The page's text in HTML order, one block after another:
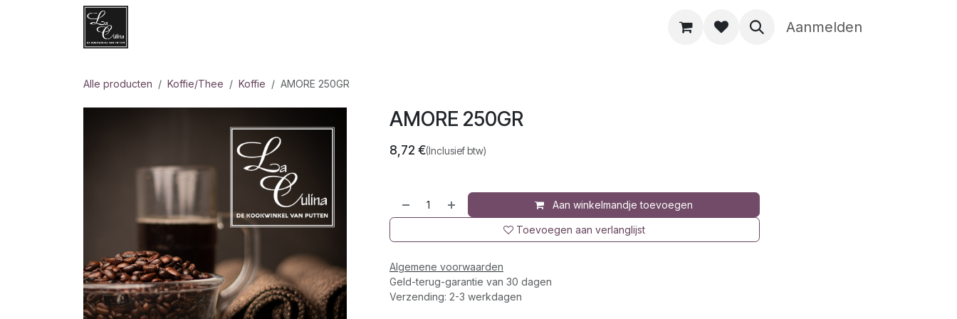
Overslaan naar inhoud
Aanmelden
Alle producten Koffie/Thee Koffie AMORE 250GR
AMORE 250GR
8,72 €(Inclusief btw)
Aan winkelmandje toevoegen
Toevoegen aan verlanglijst
Algemene voorwaarden
Geld-terug-garantie van 30 dagen
Verzending: 2-3 werkdagen